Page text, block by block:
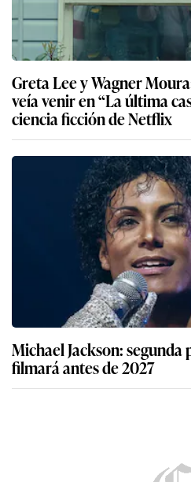
Greta Lee y Wagner
veía venir en “La última
ciencia ficción de Netflix
Michael Jackson: segunda
filmará antes de 2027